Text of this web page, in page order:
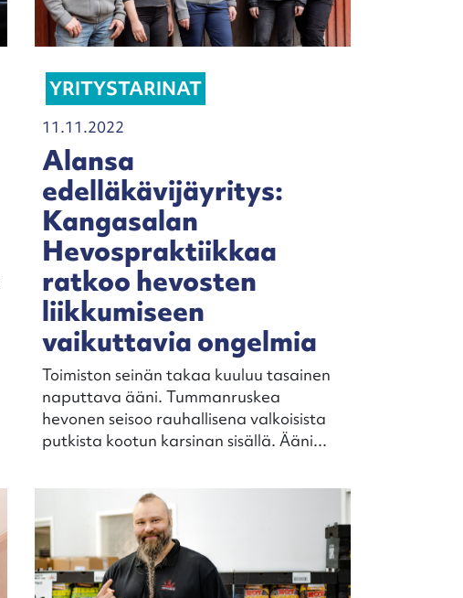
YRITYSTARINAT
11.11.2022
Alansa
edelläkävijäyritys:
Kangasalan
Hevospraktiikkaa
ratkoo hevosten
liikkumiseen
vaikuttavia ongelmia
Toimiston seinän takaa kuuluu tasainen
naputtava ääni. Tummanruskea
hevonen seisoo rauhallisena valkoisista
putkista kootun karsinan sisällä. Ääni...